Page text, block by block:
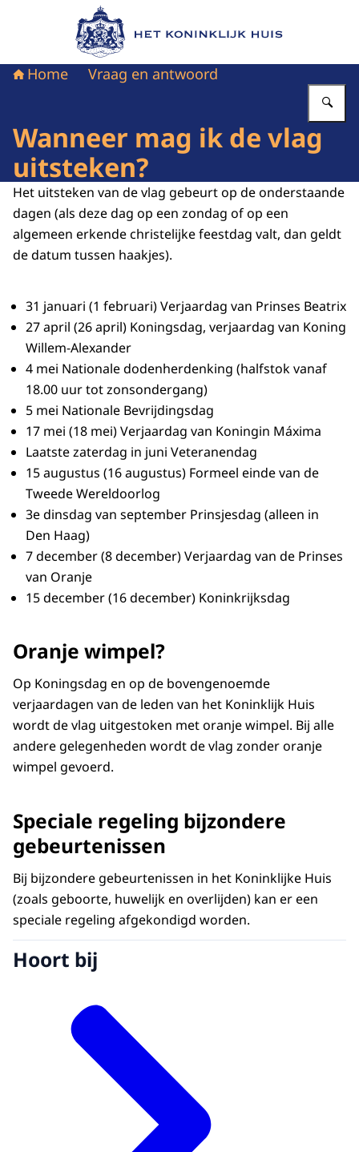
Naar de homepage van Het Koninklijk Huis
Home Vraag en antwoord
Wanneer mag ik de vlag
uitsteken?
Het uitsteken van de vlag gebeurt op de onderstaande
dagen (als deze dag op een zondag of op een
algemeen erkende christelijke feestdag valt, dan geldt
de datum tussen haakjes).
31 januari (1 februari) Verjaardag van Prinses Beatrix
27 april (26 april) Koningsdag, verjaardag van Koning
Willem-Alexander
4 mei Nationale dodenherdenking (halfstok vanaf
18.00 uur tot zonsondergang)
5 mei Nationale Bevrijdingsdag
17 mei (18 mei) Verjaardag van Koningin Máxima
Laatste zaterdag in juni Veteranendag
15 augustus (16 augustus) Formeel einde van de
Tweede Wereldoorlog
3e dinsdag van september Prinsjesdag (alleen in
Den Haag)
7 december (8 december) Verjaardag van de Prinses
van Oranje
15 december (16 december) Koninkrijksdag
Oranje wimpel?
Op Koningsdag en op de bovengenoemde
verjaardagen van de leden van het Koninklijk Huis
wordt de vlag uitgestoken met oranje wimpel. Bij alle
andere gelegenheden wordt de vlag zonder oranje
wimpel gevoerd.
Speciale regeling bijzondere
gebeurtenissen
Bij bijzondere gebeurtenissen in het Koninklijke Huis
(zoals geboorte, huwelijk en overlijden) kan er een
speciale regeling afgekondigd worden.
Hoort bij